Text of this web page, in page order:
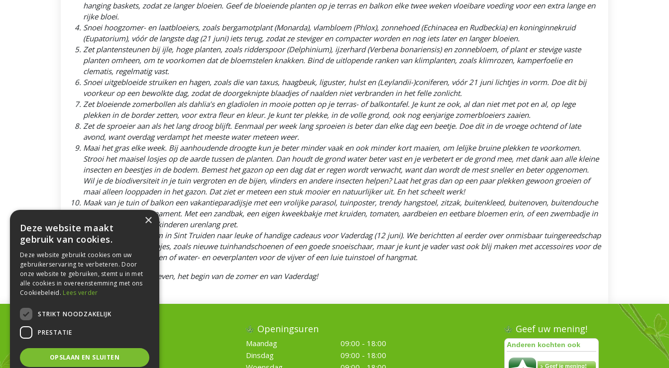
hanging baskets, zodat ze langer bloeien. Geef de bloeiende planten op je terras en balkon elke twee weken vloeibare voeding voor een extra lange en
rijke bloei.
Snoei hoogzomer- en laatbloeiers, zoals bergamotplant (Monarda), vlambloem (Phlox), zonnehoed (Echinacea en Rudbeckia) en koninginnekruid
(Eupatorium), vóór de langste dag (21 juni) iets terug, zodat ze steviger en compacter worden en nog iets later en langer bloeien.
Zet plantensteunen bij ijle, hoge planten, zoals ridderspoor (Delphinium), ijzerhard (Verbena bonariensis) en zonnebloem, of plant er stevige vaste
planten omheen, om te voorkomen dat de bloemstelen knakken. Bind de uitlopende ranken van klimplanten, zoals klimrozen, kamperfoelie en
clematis, regelmatig vast.
Snoei uitgebloeide struiken en hagen, zoals die van taxus, haagbeuk, liguster, hulst en (Leylandii-)coniferen, vóór 21 juni lichtjes in vorm. Doe dit bij
voorkeur op een bewolkte dag, zodat de doorgeknipte blaadjes of naalden niet verbranden in het felle zonlicht.
Zet bloeiende zomerbollen als dahlia’s en gladiolen in mooie potten op je terras- of balkontafel. Je kunt ze ook, al dan niet met pot en al, op lege
plekken in de border zetten, voor extra fleur en kleur. Je kunt ter plekke, in de volle grond, ook nog eenjarige zomerbloeiers zaaien.
Zet de sproeier aan als het lang droog blijft. Eenmaal per week lang sproeien is beter dan elke dag een beetje. Doe dit in de vroege ochtend of late
avond, want overdag verdampt het meeste water meteen weer.
Maai het gras elke week. Bij aanhoudende droogte kun je beter minder vaak en ook minder kort maaien, om lelijke bruine plekken te voorkomen.
Strooi het maaisel losjes op de aarde tussen de planten. Dan houdt de grond water beter vast en je verbetert er de grond mee, met dank aan alle kleine
insecten en beestjes in de bodem. Bemest het gazon op een dag dat er regen wordt verwacht, want dan wordt de mest sneller en beter opgenomen.
Wil je de biodiversiteit in je tuin vergroten en de bijen, vlinders en andere insecten helpen? Laat het gras dan op een paar plekken gewoon groeien of
maai alleen looppaden in het gazon. Dat ziet er meteen een stuk mooier en natuurlijker uit. En het scheelt werk!
Maak van je tuin of balkon een vakantieparadijsje met een vrolijke parasol, tuinposter, trendy hangstoel, zitzak, buitenkleed, buitenoven, buitendouche
of waterschaal of -ornament. Met een zandbak, een eigen kweekbakje met kruiden, tomaten, aardbeien en eetbare bloemen erin, of een zwembadje in
de tuin hebben (klein)kinderen urenlang pret.
Kijk in ons tuincentrum in Sint Truiden naar leuke of handige cadeaus voor Vaderdag (12 juni). We berichtten al eerder over onmisbaar tuingereedschap
en praktische tuinhulpjes, zoals nieuwe tuinhandschoenen of een goede snoeischaar, maar je kunt je vader vast ook blij maken met accessoires voor de
barbecue, nieuwe vissen of water- en oeverplanten voor de vijver of een luie tuinstoel of hangmat.
Geniet van van het buitenleven, het begin van de zomer en van Vaderdag!
Tongersesteenweg 47
3800 Sint Truiden
Openingsuren
Maandag
09:00 - 18:00
Dinsdag
09:00 - 18:00
Geef uw mening!
×
Deze website maakt
gebruik van cookies.
Deze website gebruikt cookies om uw
gebruikerservaring te verbeteren. Door
onze website te gebruiken, stemt u in met
alle cookies in overeenstemming met ons
Cookiebeleid. Lees verder
STRIKT NOODZAKELIJK
PRESTATIE
OPSLAAN EN SLUITEN